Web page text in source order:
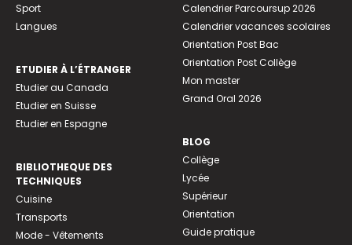
Sport
Langues
ETUDIER À L’ÉTRANGER
Etudier au Canada
Etudier en Suisse
Etudier en Espagne
BIBLIOTHEQUE DES
TECHNIQUES
Cuisine
Transports
Mode - Vêtements
Calendrier Parcoursup 2026
Calendrier vacances scolaires
Orientation Post Bac
Orientation Post Collège
Mon master
Grand Oral 2026
BLOG
Collège
Lycée
Supérieur
Orientation
Guide pratique